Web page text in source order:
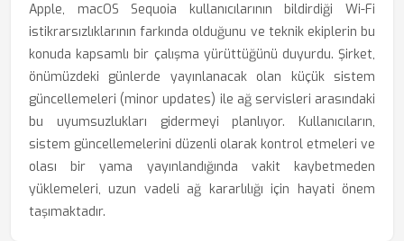
Apple, macOS Sequoia kullanıcılarının bildirdiği Wi-Fi
istikrarsızlıklarının farkında olduğunu ve teknik ekiplerin bu
konuda kapsamlı bir çalışma yürüttüğünü duyurdu. Şirket,
önümüzdeki günlerde yayınlanacak olan küçük sistem
güncellemeleri (minor updates) ile ağ servisleri arasındaki
bu uyumsuzlukları gidermeyi planlıyor. Kullanıcıların,
sistem güncellemelerini düzenli olarak kontrol etmeleri ve
olası bir yama yayınlandığında vakit kaybetmeden
yüklemeleri, uzun vadeli ağ kararlılığı için hayati önem
taşımaktadır.